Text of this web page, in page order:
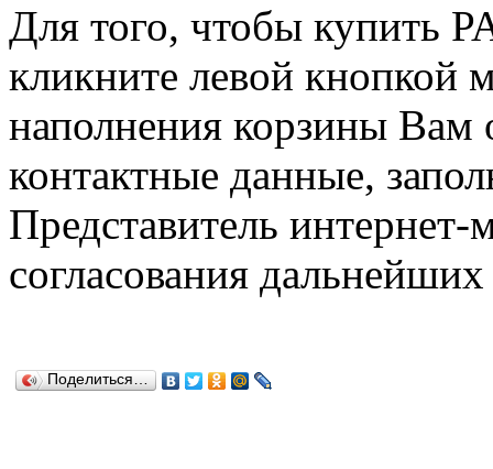
Для того, чтобы купить
кликните левой
наполнения корзины Вам
контактные данные,
Представитель
согласования
Поделиться…